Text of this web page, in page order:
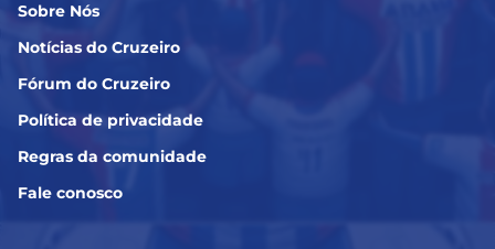
Sobre Nós
Notícias do Cruzeiro
Fórum do Cruzeiro
Política de privacidade
Regras da comunidade
Fale conosco